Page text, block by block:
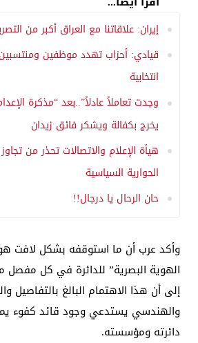
إيران: علاقاتنا مع العراق أكبر من
قيادي: أحزاب تهدد موظفين ومنتسبين
انتخابية
وجدت تعاملاً عادلاً”..بعد “مذكرة
يخرج بكفالة ويشكر فائق زيدان
هيأة الإعلام والاتصالات تحذر من
الحوارية السياسية
حان الرحال يا درجال!!
​وأكد عرب أن ما استوقفه بشكل لافت
الهوية البصرية” للدائرة في كل مفصل
إلى أن هذا الاهتمام البالغ بالتفاصيل
والهندسي يستدعي وجود قائد كفوء
دائرته ومؤسسته.